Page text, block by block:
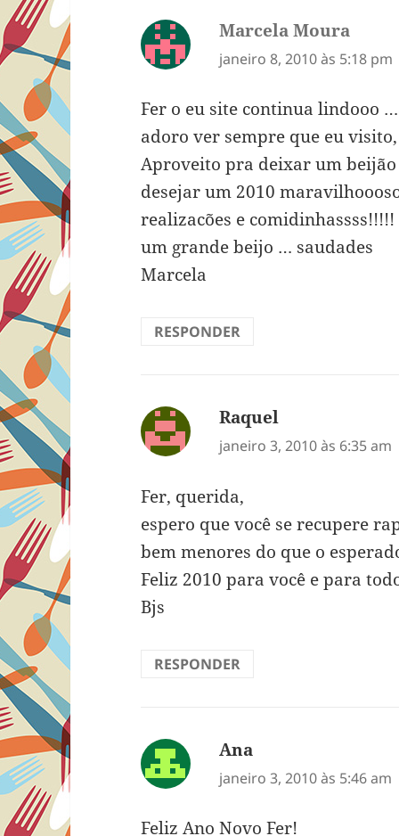
Marcela Moura
janeiro 8, 2010 às 5:18 pm
Fer o eu site continua lindooo
adoro ver sempre que eu
Aproveito pra deixar um
desejar um 2010
realizacões e comidinhassss!!!!!
um grande beijo … saudades
Marcela
RESPONDER
Raquel
janeiro 3, 2010 às 6:35 am
Fer, querida,
espero que você se recupere
bem menores do que o
Feliz 2010 para você e para
Bjs
RESPONDER
Ana
janeiro 3, 2010 às 5:46 am
Feliz Ano Novo Fer!